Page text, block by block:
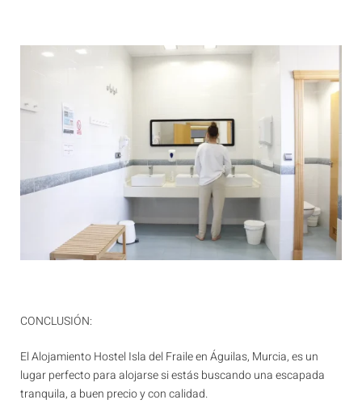
CONCLUSIÓN:
El Alojamiento Hostel Isla del Fraile en Águilas, Murcia, es un
lugar perfecto para alojarse si estás buscando una escapada
tranquila, a buen precio y con calidad.